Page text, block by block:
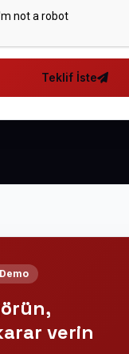
Teklif İste
verin